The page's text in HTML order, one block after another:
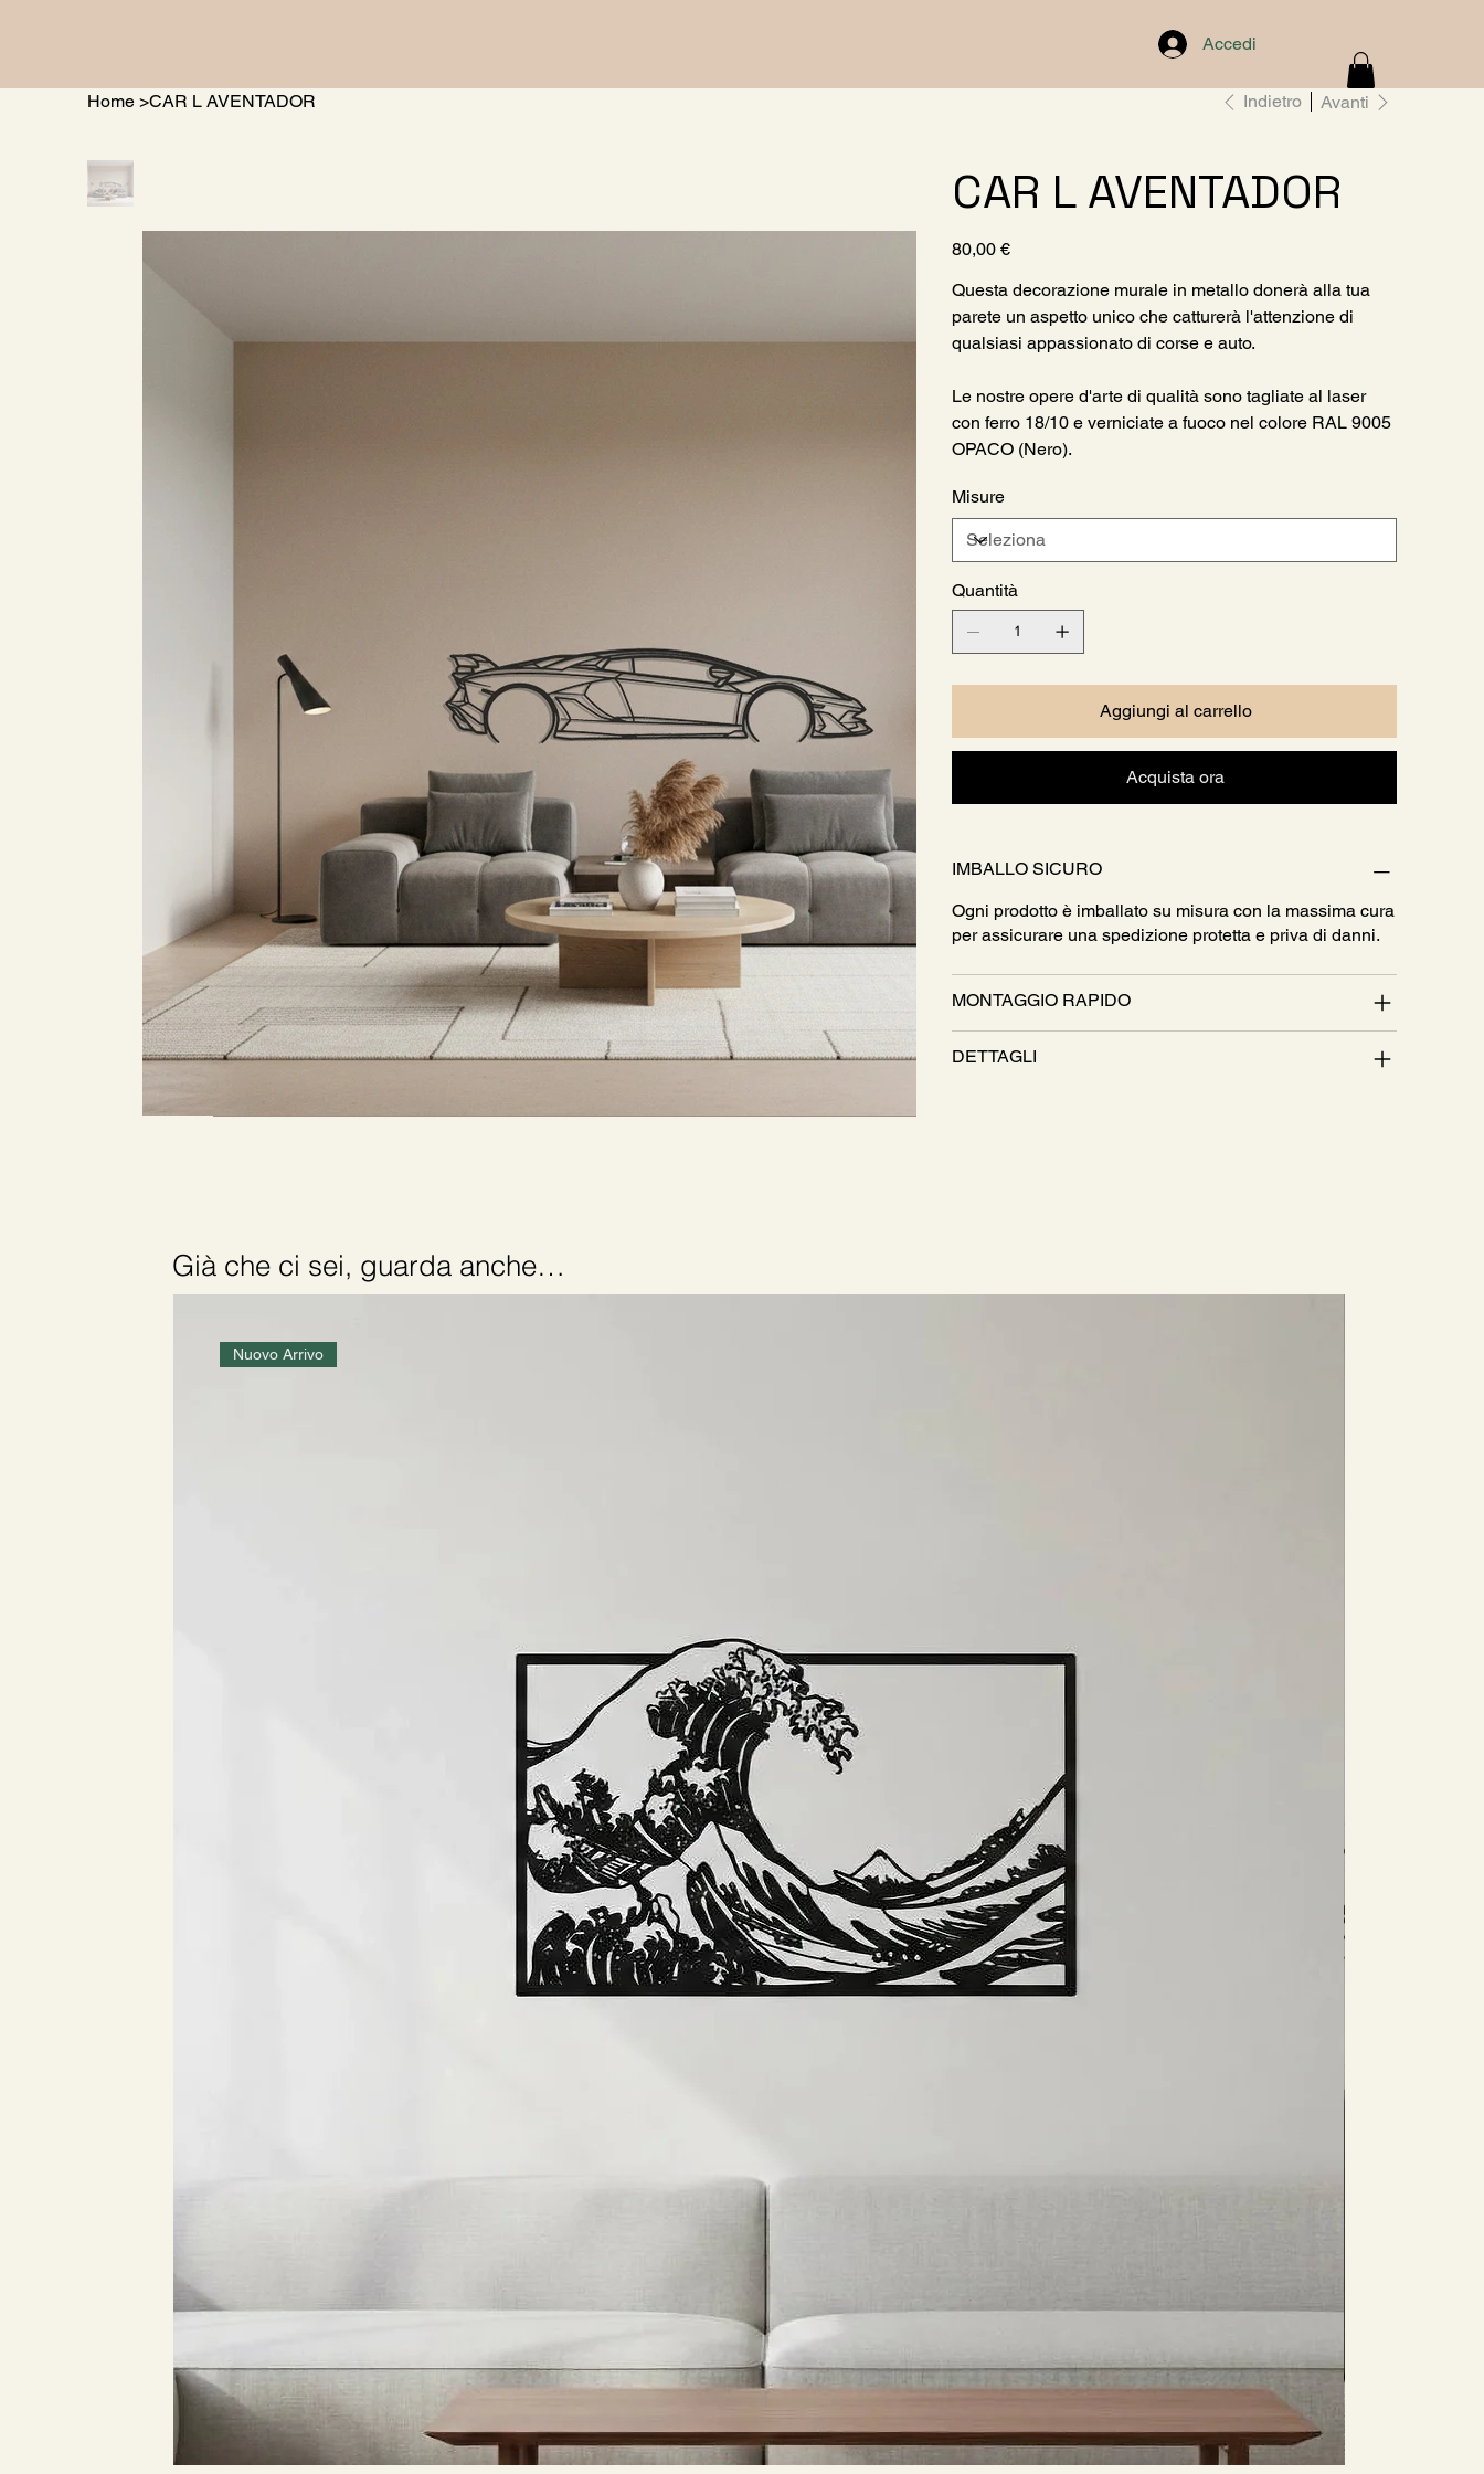
Accedi
Home >CAR L AVENTADOR Indietro Avanti
CAR L AVENTADOR
Prezzo
80,00 €
Questa decorazione murale in metallo donerà alla tua
parete un aspetto unico che catturerà l'attenzione di
qualsiasi appassionato di corse e auto.
Le nostre opere d'arte di qualità sono tagliate al laser
con ferro 18/10 e verniciate a fuoco nel colore RAL 9005
OPACO (Nero).
Misure
Quantità
Aggiungi al carrello
Acquista ora
IMBALLO SICURO
Ogni prodotto è imballato su misura con la massima cura
per assicurare una spedizione protetta e priva di danni.
MONTAGGIO RAPIDO
DETTAGLI
Già che ci sei, guarda anche…
Nuovo Arrivo